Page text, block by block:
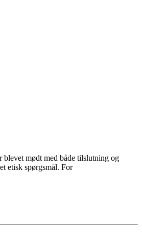
blevet mødt med både tilslutning og
etisk spørgsmål. For